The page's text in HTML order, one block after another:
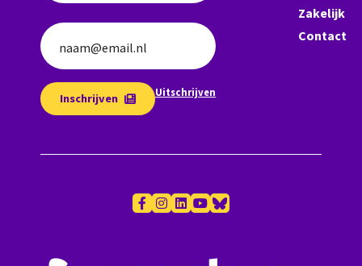
naam@email.nl
Inschrijven Uitschrijven
Zakelijk
Contact